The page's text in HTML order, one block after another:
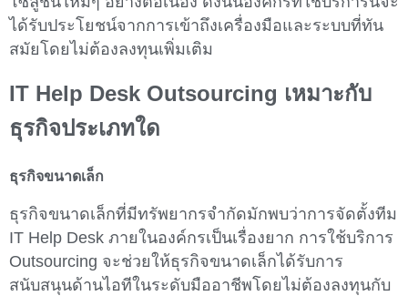
ได้รับประโยชน์จากการเข้าถึงเครื่องมือและระบบที่ทัน
สมัยโดยไม่ต้องลงทุนเพิ่มเติม
IT Help Desk Outsourcing เหมาะกับ
ธุรกิจประเภทใด
ธุรกิจขนาดเล็ก
ธุรกิจขนาดเล็กที่มีทรัพยากรจำกัดมักพบว่าการจัดตั้งทีม
IT Help Desk ภายในองค์กรเป็นเรื่องยาก การใช้บริการ
Outsourcing จะช่วยให้ธุรกิจขนาดเล็กได้รับการ
สนับสนุนด้านไอทีในระดับมืออาชีพโดยไม่ต้องลงทุนกับ